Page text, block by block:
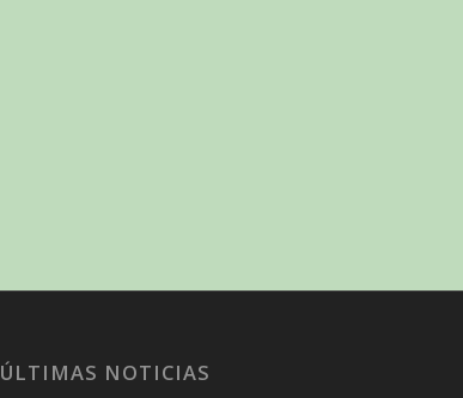
ÚLTIMAS NOTICIAS